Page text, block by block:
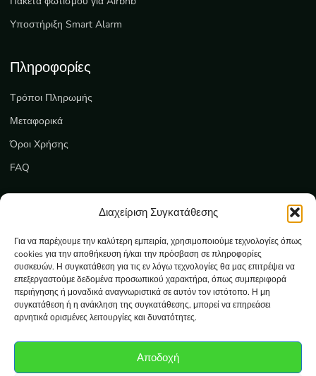
Διαχείριση Συγκατάθεσης
Για να παρέχουμε την καλύτερη εμπειρία, χρησιμοποιούμε τεχνολογίες όπως
cookies για την αποθήκευση ή/και την πρόσβαση σε πληροφορίες
συσκευών. Η συγκατάθεση για τις εν λόγω τεχνολογίες θα μας επιτρέψει να
επεξεργαστούμε δεδομένα προσωπικού χαρακτήρα, όπως συμπεριφορά
περιήγησης ή μοναδικά αναγνωριστικά σε αυτόν τον ιστότοπο. Η μη
συγκατάθεση ή η ανάκληση της συγκατάθεσης, μπορεί να επηρεάσει
αρνητικά ορισμένες λειτουργίες και δυνατότητες.
Αποδοχή
Υποστήριξη Smart Alarm
Πληροφορίες
Τρόποι Πληρωμής
Μεταφορικά
Όροι Χρήσης
FAQ
Επικοινωνία
Ο λογαριασμός μου
Καλάθι
Ολοκλήρωση αγοράς